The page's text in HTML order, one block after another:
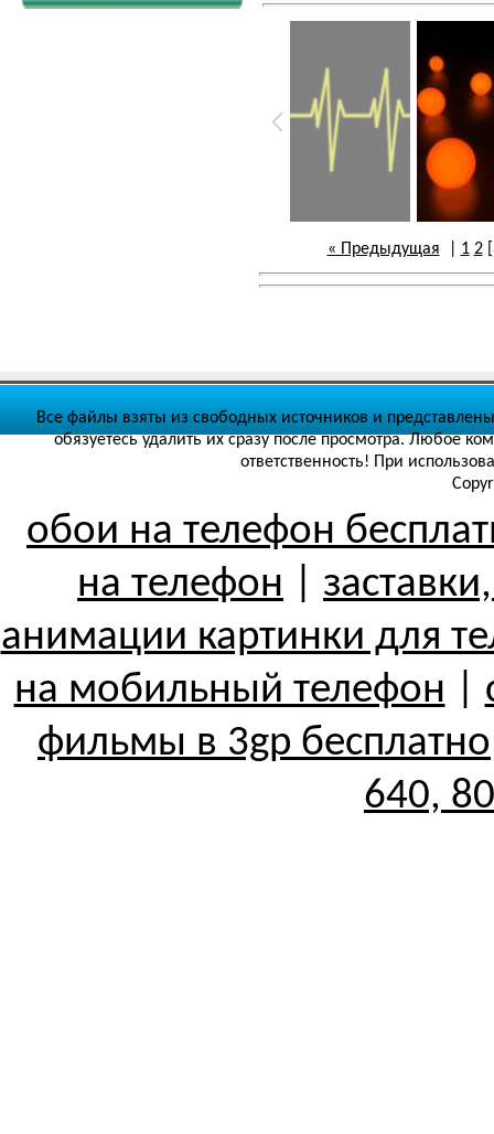
« Предыдущая 1 2[
Все файлы взяты из свободных источников и
обязуетесь удалить их сразу после просмотра. Любое
ответственность! При
обои на телефон
на телефон
анимации картинки для
на мобильный телефон
фильмы в 3gp бесплатно
640,